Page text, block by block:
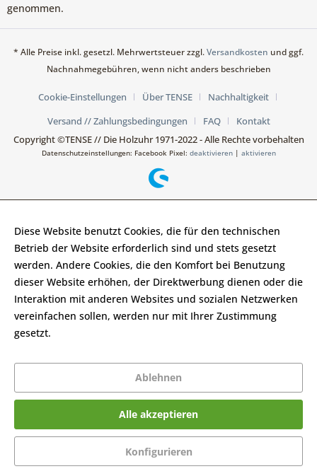
genommen.
* Alle Preise inkl. gesetzl. Mehrwertsteuer zzgl.Versandkosten und ggf.
Nachnahmegebühren, wenn nicht anders beschrieben
Cookie-Einstellungen Über TENSE
Nachhaltigkeit
Versand // Zahlungsbedingungen
FAQ
Kontakt
Copyright ©TENSE // Die Holzuhr 1971-2022 - Alle Rechte vorbehalten
Datenschutzeinstellungen: Facebook Pixel: deaktivieren| aktivieren
Diese Website benutzt Cookies, die für den technischen
Betrieb der Website erforderlich sind und stets gesetzt
werden. Andere Cookies, die den Komfort bei Benutzung
dieser Website erhöhen, der Direktwerbung dienen oder die
Interaktion mit anderen Websites und sozialen Netzwerken
vereinfachen sollen, werden nur mit Ihrer Zustimmung
gesetzt.
Ablehnen
Alle akzeptieren
Konfigurieren